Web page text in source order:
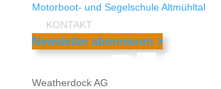
Motorboot- und Segelschule Altmühltal
KONTAKT
Newsletter abonnieren >
YouTube
LinkedIn
Weatherdock AG